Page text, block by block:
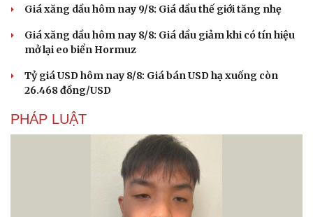
Văn hóa
Sân khấu - Điện ảnh
Âm nhạc
Di sản
Giải trí
Giá xăng dầu hôm nay 9/8: Giá dầu thế giới tăng nhẹ
Giá xăng dầu hôm nay 8/8: Giá dầu giảm khi có tín hiệu
mở lại eo biển Hormuz
Tỷ giá USD hôm nay 8/8: Giá bán USD hạ xuống còn
26.468 đồng/USD
PHÁP LUẬT